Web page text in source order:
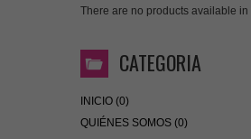
There are no products available in
CATEGORIA
INICIO (0)
QUIÉNES SOMOS (0)